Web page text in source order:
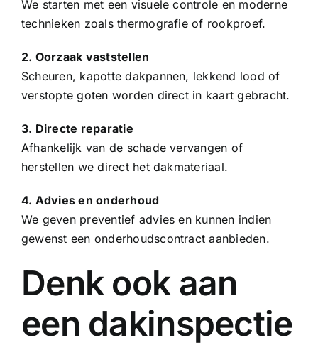
We starten met een visuele controle en moderne
technieken zoals thermografie of rookproef.
2. Oorzaak vaststellen
Scheuren, kapottedakpannen, lekkend lood of
verstopte goten worden direct in kaart gebracht.
3. Directe reparatie
Afhankelijk van de schade vervangen of
herstellen we direct het dakmateriaal.
4. Advies en onderhoud
We geven preventief advies en kunnen indien
gewenst een onderhoudscontract aanbieden.
Denk ook aan
een dakinspectie